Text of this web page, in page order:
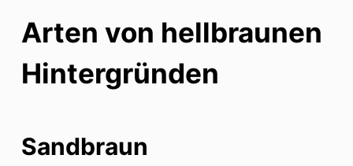
Arten von hellbraunen
Hintergründen
Sandbraun